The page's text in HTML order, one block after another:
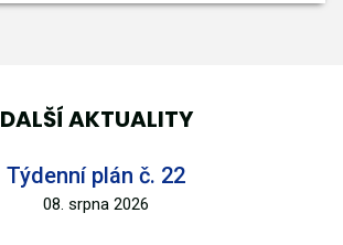
DALŠÍ AKTUALITY
Týdenní plán č. 22
08. srpna 2026